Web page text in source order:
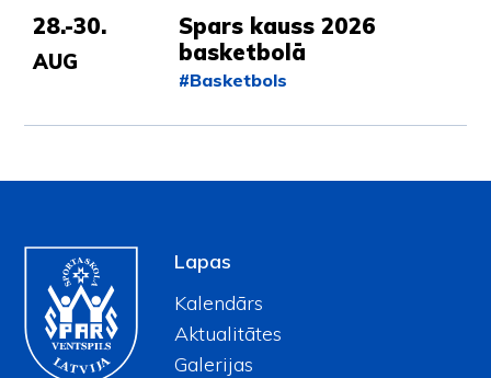
28.-30.
AUG
Spars kauss 2026
basketbolā
#Basketbols
Lapas
Kalendārs
Aktualitātes
Galerijas